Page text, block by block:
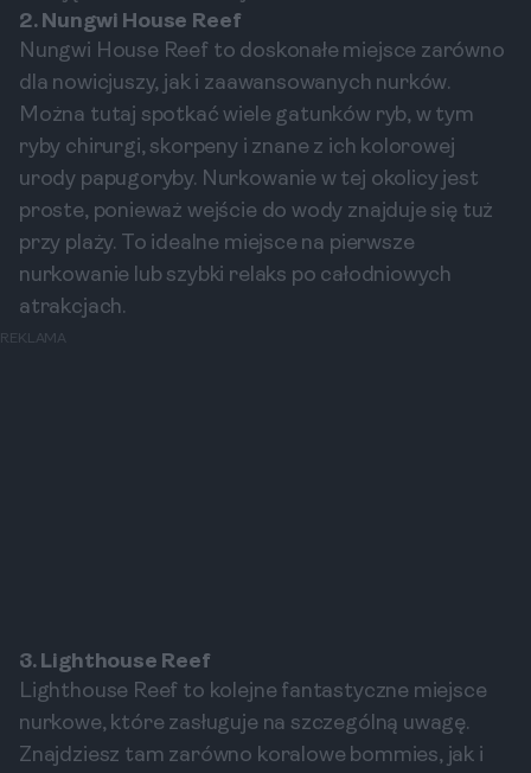
2. Nungwi House Reef
Nungwi House Reef to doskonałe miejsce zarówno
dla nowicjuszy, jak i zaawansowanych nurków.
Można tutaj spotkać wiele gatunków ryb, w tym
ryby chirurgi, skorpeny i znane z ich kolorowej
urody papugoryby. Nurkowanie w tej okolicy jest
proste, ponieważ wejście do wody znajduje się tuż
przy plaży. To idealne miejsce na pierwsze
nurkowanie lub szybki relaks po całodniowych
atrakcjach.
REKLAMA
3. Lighthouse Reef
Lighthouse Reef to kolejne fantastyczne miejsce
nurkowe, które zasługuje na szczególną uwagę.
Znajdziesz tam zarówno koralowe bommies, jak i